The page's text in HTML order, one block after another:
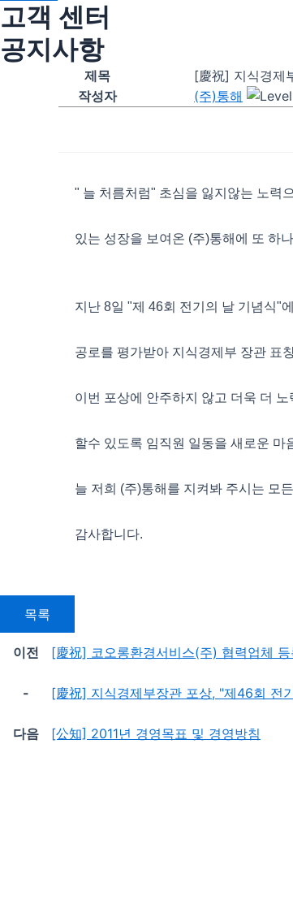
고객 센터
공지사항
제목 [慶祝] 지식경제
작성자
(주)통해
" 늘 처름처럼" 초심을 잃지않는 노력
있는 성장을 보여온 (주)통해에 또 하
지난 8일 "제 46회 전기의 날 기념식"
공로를 평가받아 지식경제부 장관 표
이번 포상에 안주하지 않고 더욱 더
할수 있도록 임직원 일동을 새로운 마
늘 저희 (주)통해를 지켜봐 주시는 모
감사합니다.
목록
이전 [慶祝] 코오롱환경서비스(주) 협력업체 등
- [慶祝] 지식경제부장관 포상, "제46회 전
다음 [公知] 2011년 경영목표 및 경영방침